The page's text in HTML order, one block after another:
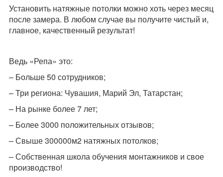
Установить натяжные потолки можно хоть через месяц
после замера. В любом случае вы получите чистый и,
главное, качественный результат!
Ведь «Репа» это:
– Больше 50 сотрудников;
– Три региона: Чувашия, Марий Эл, Татарстан;
– На рынке более 7 лет;
– Более 3000 положительных отзывов;
– Свыше 300000м2 натяжных потолков;
– Собственная школа обучения монтажников и свое
производство!